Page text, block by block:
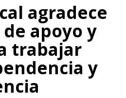
agradece
apoyo y
trabajar
y